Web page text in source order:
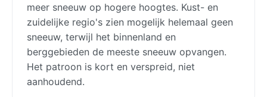
meer sneeuw op hogere hoogtes. Kust- en
zuidelijke regio's zien mogelijk helemaal geen
sneeuw, terwijl het binnenland en
berggebieden de meeste sneeuw opvangen.
Het patroon is kort en verspreid, niet
aanhoudend.